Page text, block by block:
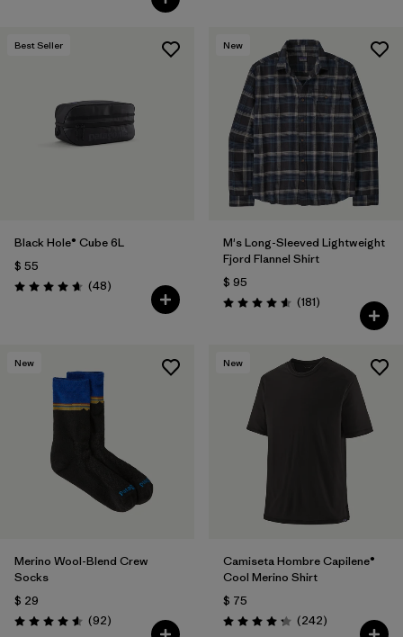
Best Seller
Black Hole® Cube 6L
$ 55
Valoración: 4.7 / 5
(48Comentarios
)
New
M's Long-Sleeved Lightweight
Fjord Flannel Shirt
$ 95
Valoración: 4.6 / 5
(181Comentarios
)
New
Merino Wool-Blend Crew
Socks
$ 29
Valoración: 4.6 / 5
(92Comentarios
)
New
Camiseta Hombre Capilene®
Cool Merino Shirt
$ 75
Valoración: 4.3 / 5
(242Comentarios
)